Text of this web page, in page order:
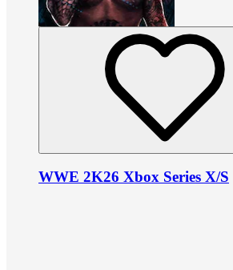
WWE 2K26 Xbox Series X/S